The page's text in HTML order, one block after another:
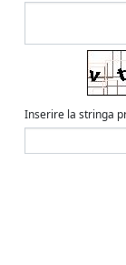
Inserire la stringa